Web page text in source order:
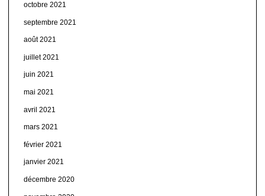
octobre 2021
septembre 2021
août 2021
juillet 2021
juin 2021
mai 2021
avril 2021
mars 2021
février 2021
janvier 2021
décembre 2020